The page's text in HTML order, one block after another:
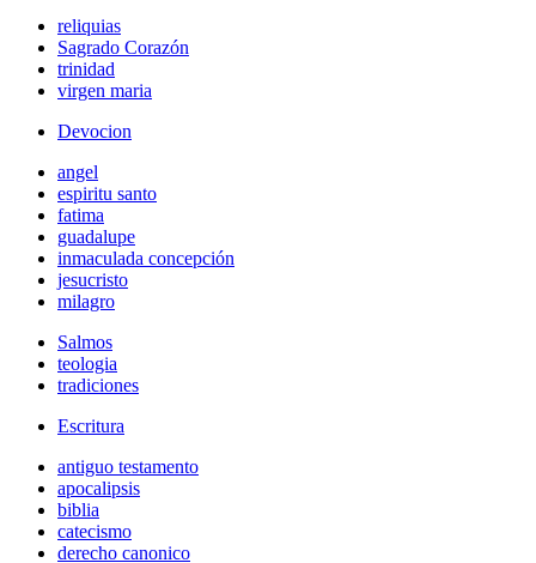
reliquias
Sagrado Corazón
trinidad
virgen maria
Devocion
angel
espiritu santo
fatima
guadalupe
inmaculada concepción
jesucristo
milagro
Salmos
teologia
tradiciones
Escritura
antiguo testamento
apocalipsis
biblia
catecismo
derecho canonico